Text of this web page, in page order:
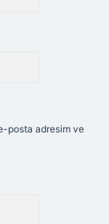
posta adresim ve